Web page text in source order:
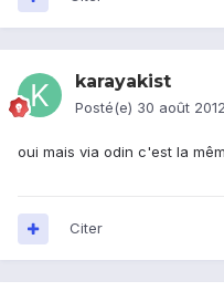
karayakist
Posté(e) 30 août 2012
oui mais via odin c'est la
Citer